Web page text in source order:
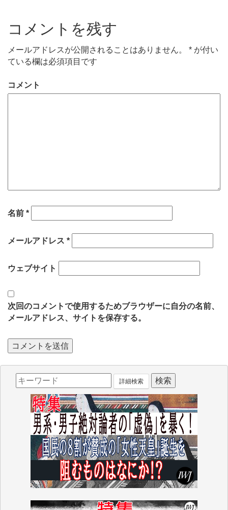
コメントを残す
メールアドレスが公開されることはありません。 * が付い
ている欄は必須項目です
コメント
名前 *
メールアドレス *
ウェブサイト
次回のコメントで使用するためブラウザーに自分の名前、
メールアドレス、サイトを保存する。
詳細検索